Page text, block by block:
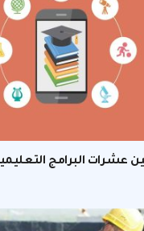
عشرات البرامج